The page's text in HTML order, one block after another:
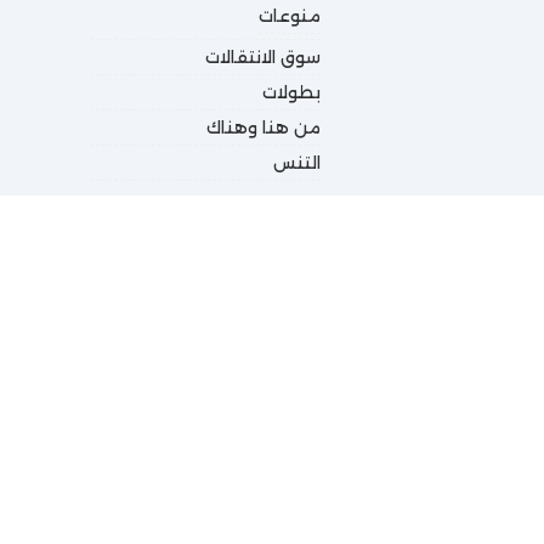
منوعات
سوق الانتقالات
بطولات
من هنا وهناك
التنس